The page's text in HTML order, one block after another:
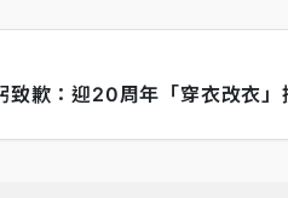
歉：迎20周年「穿衣改衣」